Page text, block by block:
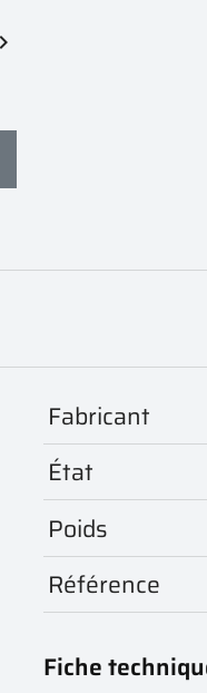

Fabricant
État
Poids
Référence
Fiche